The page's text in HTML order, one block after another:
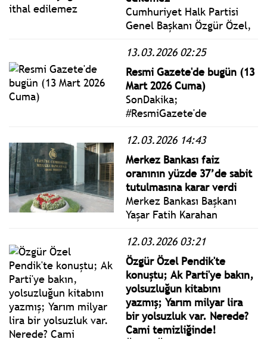
Cumhuriyet Halk Partisi
Genel Başkanı Özgür Özel,
Sosyalist Enternasyonal
Prezidyum Toplantısı’na
Cumhuriyet Halk Partisi
Genel Merkezi’nde
çevrimiçi olarak katıldı.
13.03.2026 02:25
Resmi Gazete'de bugün (13
Mart 2026 Cuma)
SonDakika;
#ResmiGazete'de
Cuma yönetmelik, genelge
ve tebliğler
takip edebilirsiniz.
12.03.2026 14:43
Merkez Bankası faiz
oranının yüzde 37’de sabit
tutulmasına karar verdi
Merkez Bankası Başkanı
Yaşar Fatih Karahan
Para Politikası Kurulu
(Kurul), politika faizi olan
bir hafta vadeli repo ihale
faiz oranının yüzde 37’de
sabit tutulmasına karar
verdi
12.03.2026 03:21
Özgür Özel Pendik'te
konuştu; Ak Parti'ye bakın,
yolsuzluğun kitabını
yazmış; Yarım milyar lira
bir yolsuzluk var. Nerede?
Cami temizliğinde!